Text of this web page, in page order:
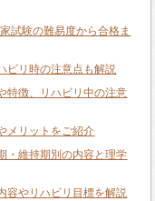
試験の難易度から合格ま
ビリ時の注意点も解説
特徴、リハビリ中の注意
メリットをご紹介
・維持期別の内容と理学
容やリハビリ目標を解説